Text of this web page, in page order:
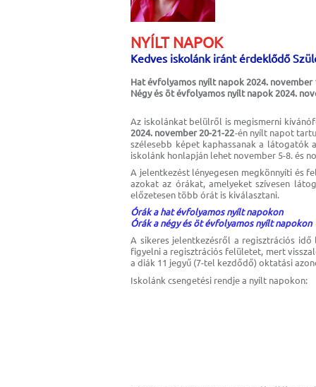
NYÍLT NAPOK
Kedves iskolánk iránt érdeklődő
Hat évfolyamos nyílt napok 2024. november
Négy és öt évfolyamos nyílt napok 2024.
Az iskolánkat belülről is megismerni
2024. november 20-21-22-én nyílt napot
szélesebb képet kaphassanak a
iskolánk honlapján lehet november 5-8. és
A jelentkezést lényegesen megkönnyíti és
azokat az órákat, amelyeket szívesen
előzetesen több órát is kiválasztani.
Órák a hat évfolyamos nyílt napokon
Órák a négy és öt évfolyamos nyílt napokon
A sikeres jelentkezésről a regisztrációs
figyelni a regisztrációs felületet, mert
a diák 11 jegyű (7-tel kezdődő) oktatási
Iskolánk csengetési rendje a nyílt napokon: